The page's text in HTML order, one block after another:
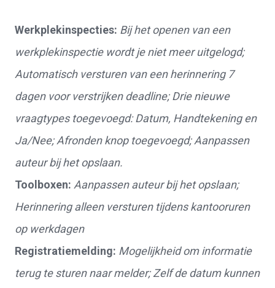
Werkplekinspecties: Bij het openen van een
werkplekinspectie wordt je niet meer uitgelogd;
Automatisch versturen van een herinnering 7
dagen voor verstrijken deadline; Drie nieuwe
vraagtypes toegevoegd: Datum, Handtekening en
Ja/Nee; Afronden knop toegevoegd; Aanpassen
auteur bij het opslaan.
Toolboxen: Aanpassen auteur bij het opslaan;
Herinnering alleen versturen tijdens kantooruren
op werkdagen
Registratiemelding: Mogelijkheid om informatie
terug te sturen naar melder; Zelf de datum kunnen